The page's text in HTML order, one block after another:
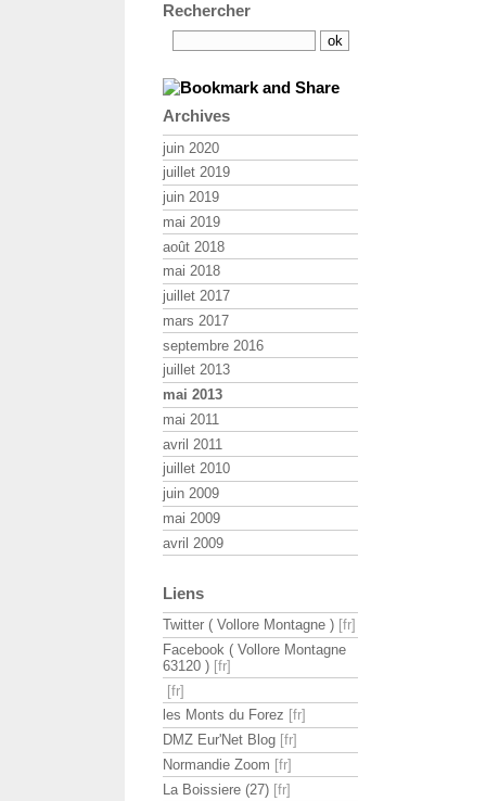
Rechercher
Archives
juin 2020
juillet 2019
juin 2019
mai 2019
août 2018
mai 2018
juillet 2017
mars 2017
septembre 2016
juillet 2013
mai 2013
mai 2011
avril 2011
juillet 2010
juin 2009
mai 2009
avril 2009
Liens
Twitter ( Vollore Montagne )
Facebook ( Vollore Montagne
63120 )
les Monts du Forez
DMZ Eur'Net Blog
Normandie Zoom
La Boissiere (27)